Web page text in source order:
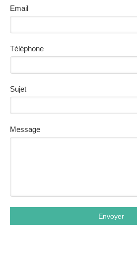
Email
Téléphone
Sujet
Message
Envoyer